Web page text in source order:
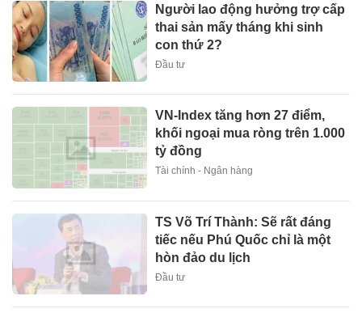
Người lao động hưởng trợ cấp
thai sản mấy tháng khi sinh
con thứ 2?
Đầu tư
VN-Index tăng hơn 27 điểm,
khối ngoại mua ròng trên 1.000
tỷ đồng
Tài chính - Ngân hàng
TS Võ Trí Thành: Sẽ rất đáng
tiếc nếu Phú Quốc chỉ là một
hòn đảo du lịch
Đầu tư